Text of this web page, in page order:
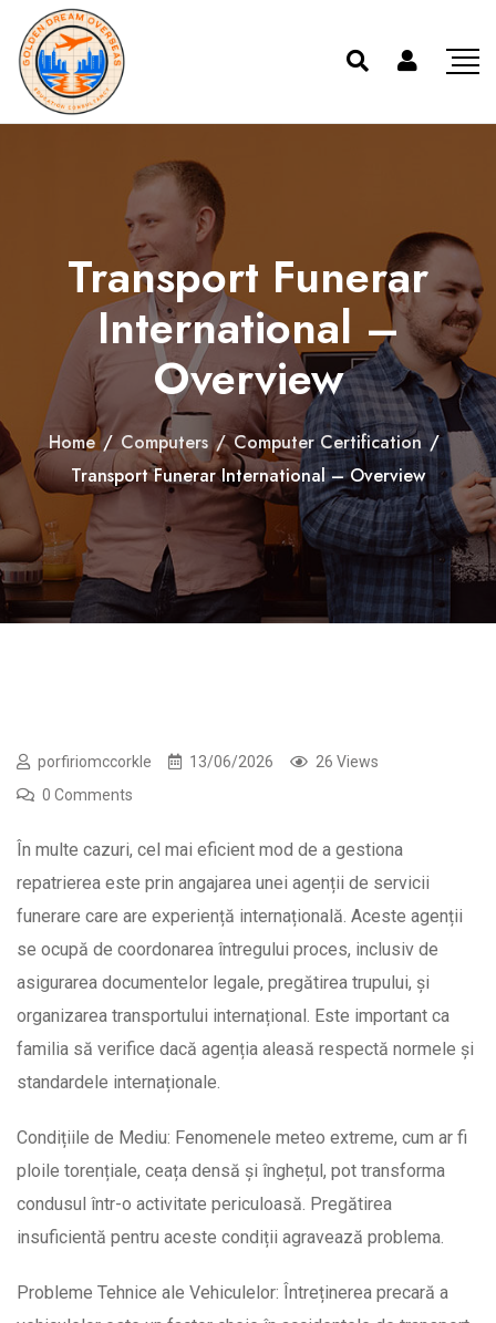
Transport Funerar
International –
Overview
Home / Computers / Computer Certification /
Transport Funerar International – Overview
porfiriomccorkle 13/06/2026
26 Views
0 Comments
În multe cazuri, cel mai eficient mod de a gestiona
repatrierea este prin angajarea unei agenții de servicii
funerare care are experiență internațională. Aceste agenții
se ocupă de coordonarea întregului proces, inclusiv de
asigurarea documentelor legale, pregătirea trupului, și
organizarea transportului internațional. Este important ca
familia să verifice dacă agenția aleasă respectă normele și
standardele internaționale.
Condițiile de Mediu: Fenomenele meteo extreme, cum ar fi
ploile torențiale, ceața densă și înghețul, pot transforma
condusul într-o activitate periculoasă. Pregătirea
insuficientă pentru aceste condiții agravează problema.
Probleme Tehnice ale Vehiculelor: Întreținerea precară a